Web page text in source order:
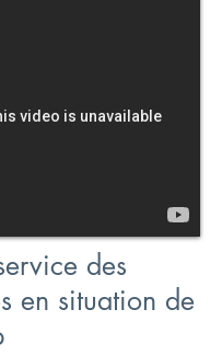
des
en situation de